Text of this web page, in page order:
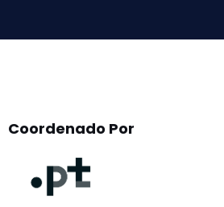
Coordenado Por